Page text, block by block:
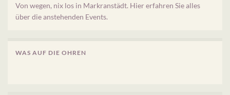
Von wegen, nix los in Markranstädt. Hier erfahren Sie alles
über die anstehenden Events.
WAS AUF DIE OHREN